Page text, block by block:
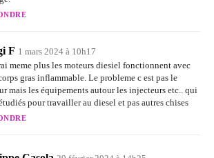
F 1 mars 2024 à 10h17
meme plus les moteurs diesiel fonctionnent avec
gras inflammable. Le probleme c est pas le
mais les équipements autour les injecteurs etc.. qui
pour travailler au diesel et pas autres chises